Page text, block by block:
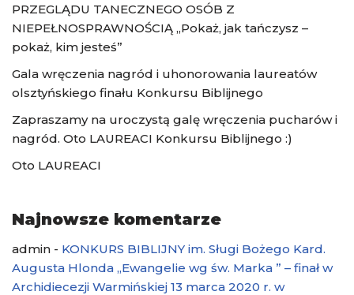
PRZEGLĄDU TANECZNEGO OSÓB Z
NIEPEŁNOSPRAWNOŚCIĄ „Pokaż, jak tańczysz –
pokaż, kim jesteś”
Gala wręczenia nagród i uhonorowania laureatów
olsztyńskiego finału Konkursu Biblijnego
Zapraszamy na uroczystą galę wręczenia pucharów i
nagród. Oto LAUREACI Konkursu Biblijnego :)
Oto LAUREACI
Najnowsze komentarze
admin - KONKURS BIBLIJNY im. Sługi Bożego Kard.
Augusta Hlonda „Ewangelie wg św. Marka ” – finał w
Archidiecezji Warmińskiej 13 marca 2020 r. w